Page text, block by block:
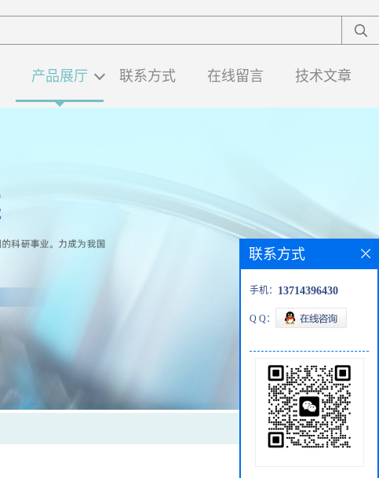
产品展厅 联系方式 在线留言 技术文章
联系方式
手机： 13714396430
Q Q：